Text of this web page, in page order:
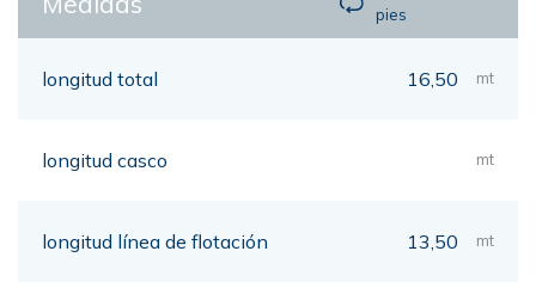
pies
longitud total 16,50 mt
longitud casco mt
longitud línea de flotación 13,50 mt